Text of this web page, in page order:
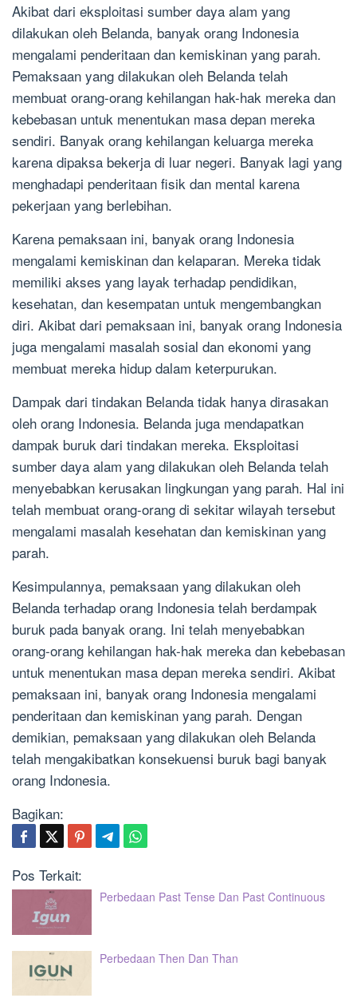
Akibat dari eksploitasi sumber daya alam yang
dilakukan oleh Belanda, banyak orang Indonesia
mengalami penderitaan dan kemiskinan yang parah.
Pemaksaan yang dilakukan oleh Belanda telah
membuat orang-orang kehilangan hak-hak mereka dan
kebebasan untuk menentukan masa depan mereka
sendiri. Banyak orang kehilangan keluarga mereka
karena dipaksa bekerja di luar negeri. Banyak lagi yang
menghadapi penderitaan fisik dan mental karena
pekerjaan yang berlebihan.
Karena pemaksaan ini, banyak orang Indonesia
mengalami kemiskinan dan kelaparan. Mereka tidak
memiliki akses yang layak terhadap pendidikan,
kesehatan, dan kesempatan untuk mengembangkan
diri. Akibat dari pemaksaan ini, banyak orang Indonesia
juga mengalami masalah sosial dan ekonomi yang
membuat mereka hidup dalam keterpurukan.
Dampak dari tindakan Belanda tidak hanya dirasakan
oleh orang Indonesia. Belanda juga mendapatkan
dampak buruk dari tindakan mereka. Eksploitasi
sumber daya alam yang dilakukan oleh Belanda telah
menyebabkan kerusakan lingkungan yang parah. Hal ini
telah membuat orang-orang di sekitar wilayah tersebut
mengalami masalah kesehatan dan kemiskinan yang
parah.
Kesimpulannya, pemaksaan yang dilakukan oleh
Belanda terhadap orang Indonesia telah berdampak
buruk pada banyak orang. Ini telah menyebabkan
orang-orang kehilangan hak-hak mereka dan kebebasan
untuk menentukan masa depan mereka sendiri. Akibat
pemaksaan ini, banyak orang Indonesia mengalami
penderitaan dan kemiskinan yang parah. Dengan
demikian, pemaksaan yang dilakukan oleh Belanda
telah mengakibatkan konsekuensi buruk bagi banyak
orang Indonesia.
Bagikan:
Pos Terkait:
Perbedaan Past Tense Dan Past Continuous
Perbedaan Then Dan Than